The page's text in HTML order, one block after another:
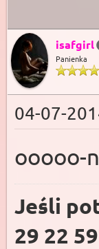
isafgirl
Panienka
04-07-
ooooo-
Jeśli
29 22